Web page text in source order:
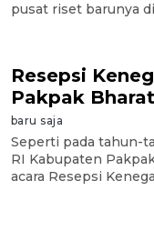
pusat riset barunya di
Resepsi
Pakpak Bharat
baru saja
Seperti pada tahun-
RI Kabupaten
acara Resepsi